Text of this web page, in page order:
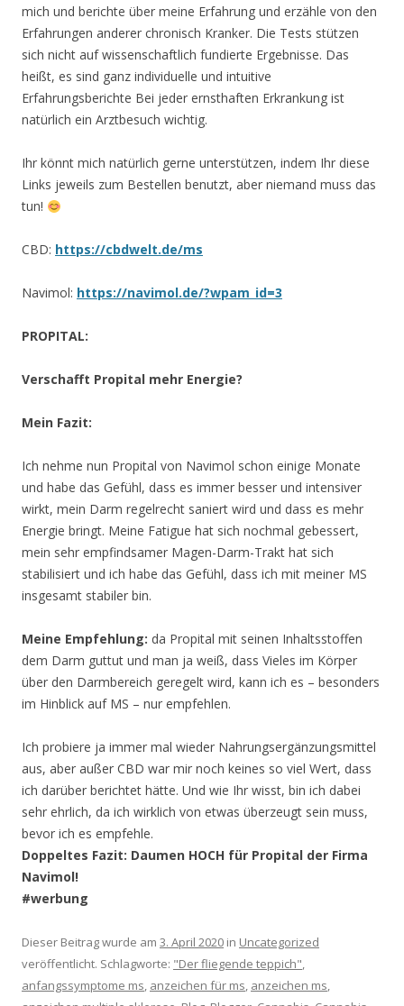
mich und berichte über meine Erfahrung und erzähle von den
Erfahrungen anderer chronisch Kranker. Die Tests stützen
sich nicht auf wissenschaftlich fundierte Ergebnisse. Das
heißt, es sind ganz individuelle und intuitive
Erfahrungsberichte Bei jeder ernsthaften Erkrankung ist
natürlich ein Arztbesuch wichtig.
Ihr könnt mich natürlich gerne unterstützen, indem Ihr diese
Links jeweils zum Bestellen benutzt, aber niemand muss das
tun!
CBD: https://cbdwelt.de/ms
Navimol: https://navimol.de/?wpam_id=3
PROPITAL:
Verschafft Propital mehr Energie?
Mein Fazit:
Ich nehme nun Propital von Navimol schon einige Monate
und habe das Gefühl, dass es immer besser und intensiver
wirkt, mein Darm regelrecht saniert wird und dass es mehr
Energie bringt. Meine Fatigue hat sich nochmal gebessert,
mein sehr empfindsamer Magen-Darm-Trakt hat sich
stabilisiert und ich habe das Gefühl, dass ich mit meiner MS
insgesamt stabiler bin.
Meine Empfehlung: da Propital mit seinen Inhaltsstoffen
dem Darm guttut und man ja weiß, dass Vieles im Körper
über den Darmbereich geregelt wird, kann ich es – besonders
im Hinblick auf MS – nur empfehlen.
Ich probiere ja immer mal wieder Nahrungsergänzungsmittel
aus, aber außer CBD war mir noch keines so viel Wert, dass
ich darüber berichtet hätte. Und wie Ihr wisst, bin ich dabei
sehr ehrlich, da ich wirklich von etwas überzeugt sein muss,
bevor ich es empfehle.
Doppeltes Fazit: Daumen HOCH für Propital der Firma
Navimol!
#werbung
Dieser Beitrag wurde am 3. April 2020 in Uncategorized
veröffentlicht. Schlagworte: "Der fliegende teppich",
anfangssymptome ms, anzeichen für ms, anzeichen ms,